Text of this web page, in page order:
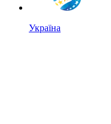
Україна